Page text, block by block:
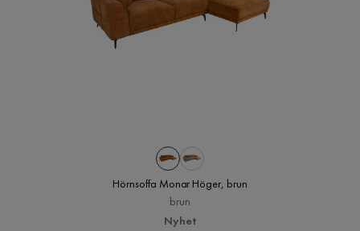
Hörnsoffa Monar Höger, brun
brun
Nyhet